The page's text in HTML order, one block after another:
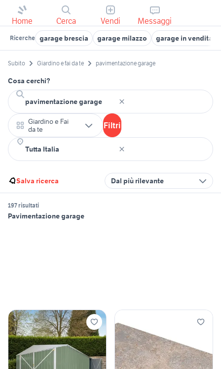
Home Cerca Vendi Messaggi
Ricerche garage brescia garage milazzo garage in vendita
Subito Giardino e fai da te pavimentazione garage
Cosa cerchi?
Giardino e Fai
da te
Filtri
Salva ricerca Dal più rilevante
197 risultati
Pavimentazione garage